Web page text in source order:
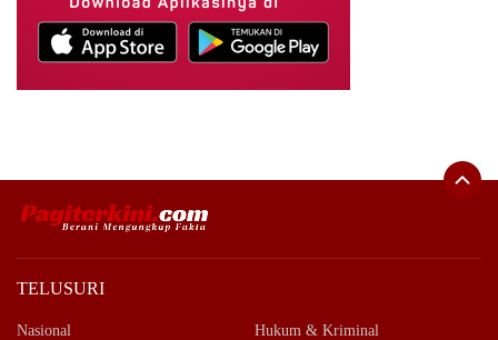
TELUSURI
Nasional Hukum & Kriminal